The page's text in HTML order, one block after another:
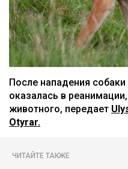
После нападения
оказалась в
животного, передает
Otyrar.
ЧИТАЙТЕ ТАКЖЕ